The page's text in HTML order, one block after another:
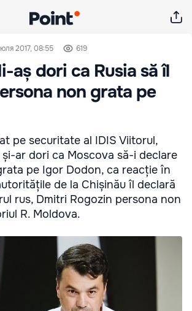
2017, 08:55 619
aș dori ca Rusia să îl
non grata pe
pe securitate al IDIS Viitorul,
și-ar dori ca Moscova să-i declare
pe Igor Dodon, ca reacție în
de la Chișinău îl declară
rus, Dmitri Rogozin persona non
R. Moldova.